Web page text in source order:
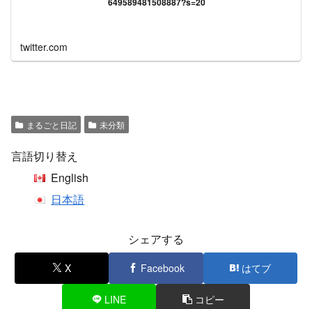
twitter.com
まるごと日記 未分類
言語切り替え
English
日本語
シェアする
X Facebook はてブ
LINE コピー